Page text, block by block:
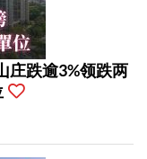
庄跌逾3%领跌两